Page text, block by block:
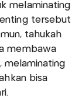
melaminating
tersebut
tahukah
membawa
melaminating
bisa